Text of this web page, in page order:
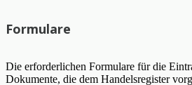
Formulare
Die erforderlichen Formulare für die
Dokumente, die dem Handelsregister